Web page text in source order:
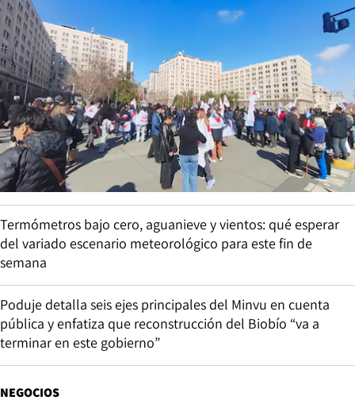
Termómetros bajo cero, aguanieve y vientos: qué esperar
del variado escenario meteorológico para este fin de
semana
Poduje detalla seis ejes principales del Minvu en cuenta
pública y enfatiza que reconstrucción del Biobío “va a
terminar en este gobierno”
NEGOCIOS